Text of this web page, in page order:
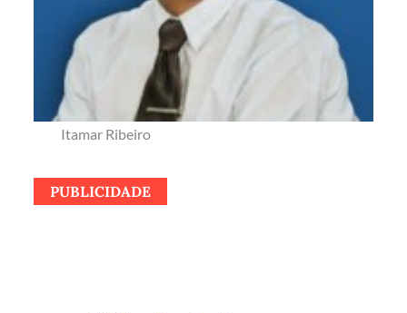
Itamar Ribeiro
PUBLICIDADE